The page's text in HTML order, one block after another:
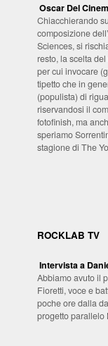
Oscar Del
Chiacchierando
composizione
Sciences, si
resto, la scelta
per cui invocare
tipetto che in
(populista) di
riservandosi il
fotofinish, ma
speriamo
stagione di The
ROCKLAB TV
Intervista a
Abbiamo avuto il
Fioretti, voce e
poche ore dalla
progetto parallelo